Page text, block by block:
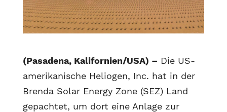
(Pasadena, Kalifornien/USA) – Die US-
amerikanische Heliogen, Inc. hat in der
Brenda Solar Energy Zone (SEZ) Land
gepachtet, um dort eine Anlage zur